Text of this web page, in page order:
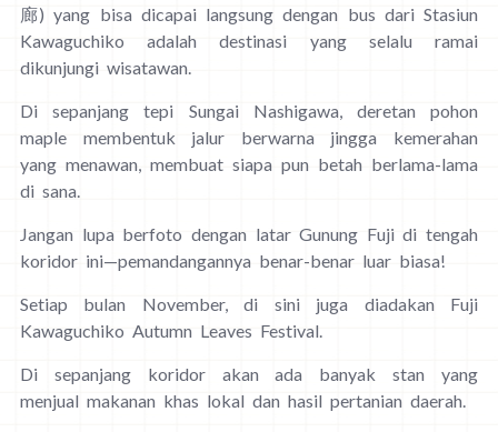
廊) yang bisa dicapai langsung dengan bus dari Stasiun
Kawaguchiko adalah destinasi yang selalu ramai
dikunjungi wisatawan.
Di sepanjang tepi Sungai Nashigawa, deretan pohon
maple membentuk jalur berwarna jingga kemerahan
yang menawan, membuat siapa pun betah berlama-lama
di sana.
Jangan lupa berfoto dengan latar Gunung Fuji di tengah
koridor ini—pemandangannya benar-benar luar biasa!
Setiap bulan November, di sini juga diadakan Fuji
Kawaguchiko Autumn Leaves Festival.
Di sepanjang koridor akan ada banyak stan yang
menjual makanan khas lokal dan hasil pertanian daerah.